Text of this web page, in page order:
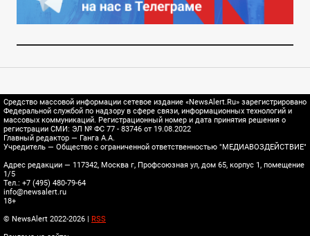
Средство массовой информации сетевое издание «NewsAlert.Ru» зарегистрировано
Федеральной службой по надзору в сфере связи, информационных технологий и
массовых коммуникаций. Регистрационный номер и дата принятия решения о
регистрации СМИ: ЭЛ № ФС 77 - 83746 от 19.08.2022
Главный редактор — Ганга А.А.
Учредитель — Общество с ограниченной ответственностью "МЕДИАВОЗДЕЙСТВИЕ"
Адрес редакции — 117342, Москва г, Профсоюзная ул, дом 65, корпус 1, помещение
1/5
Тел.: +7 (495) 480-79-64
info@newsalert.ru
18+
© NewsAlert 2022-2026 |
RSS